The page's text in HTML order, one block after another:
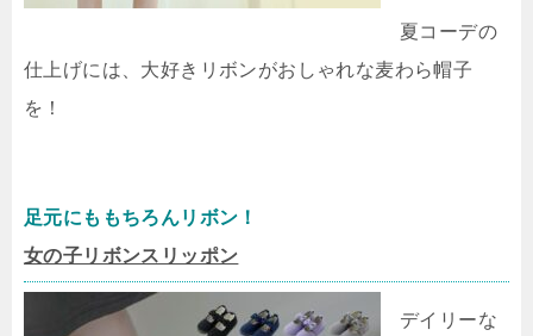
夏コーデの
仕上げには、大好きリボンがおしゃれな麦わら帽子
を！
足元にももちろんリボン！
女の子リボンスリッポン
デイリーな